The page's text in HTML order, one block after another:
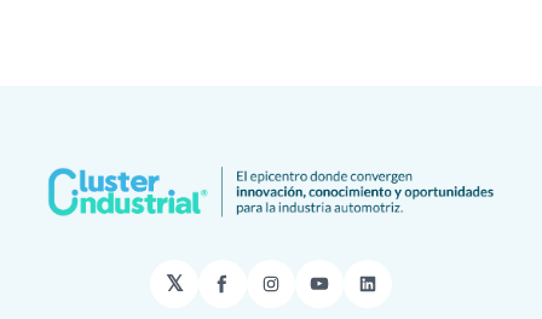
𝕏 Facebook
Instagram
YouTubeLinkedIn